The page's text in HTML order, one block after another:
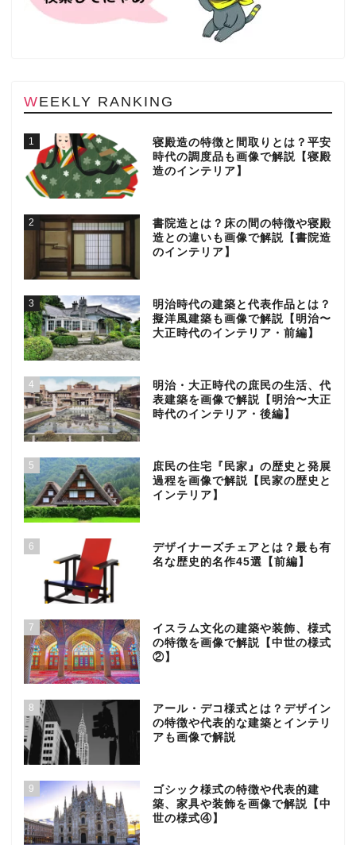
WEEKLY RANKING
1
寝殿造の特徴と間取りとは？平安
時代の調度品も画像で解説【寝殿
造のインテリア】
2
書院造とは？床の間の特徴や寝殿
造との違いも画像で解説【書院造
のインテリア】
3
明治時代の建築と代表作品とは？
擬洋風建築も画像で解説【明治〜
大正時代のインテリア・前編】
4
明治・大正時代の庶民の生活、代
表建築を画像で解説【明治〜大正
時代のインテリア・後編】
5
庶民の住宅『民家』の歴史と発展
過程を画像で解説【民家の歴史と
インテリア】
6
デザイナーズチェアとは？最も有
名な歴史的名作45選【前編】
7
イスラム文化の建築や装飾、様式
の特徴を画像で解説【中世の様式
②】
8
アール・デコ様式とは？デザイン
の特徴や代表的な建築とインテリ
アも画像で解説
9
ゴシック様式の特徴や代表的建
築、家具や装飾を画像で解説【中
世の様式④】